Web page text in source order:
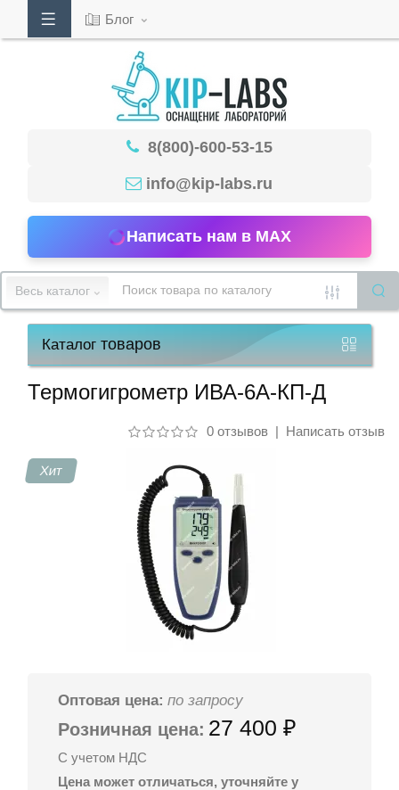
53-
15
работы
Блог
8(800)-600-53-15
info@kip-labs.ru
Написать нам в MAX
Весь каталог
Каталогтоваров
Термогигрометр ИВА-6А-КП-Д
0 отзывов| Написать отзыв
Хит
Оптовая цена: по запросу
Розничная цена: 27 400 ₽
С учетом НДС
Цена может отличаться, уточняйте у